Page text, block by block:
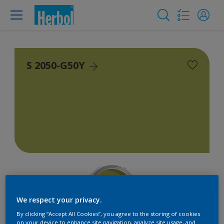
S 2050-G50Y
We respect your privacy.
By clicking “Accept All Cookies”, you agree to the storing of cookies
on your device to enhance site navigation, analyze site usage, and